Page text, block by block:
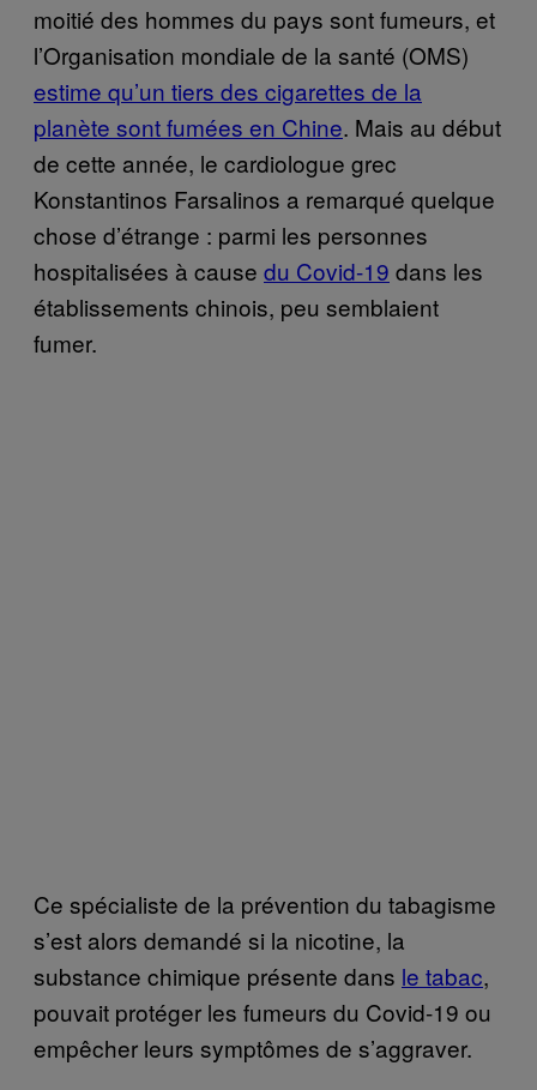
moitié des hommes du pays sont fumeurs, et
l’Organisation mondiale de la santé (OMS)
estime qu’un tiers des cigarettes de la
planète sont fumées en Chine. Mais au début
de cette année, le cardiologue grec
Konstantinos Farsalinos a remarqué quelque
chose d’étrange : parmi les personnes
hospitalisées à cause du Covid-19 dans les
établissements chinois, peu semblaient
fumer.
Ce spécialiste de la prévention du tabagisme
s’est alors demandé si la nicotine, la
substance chimique présente dans le tabac,
pouvait protéger les fumeurs du Covid-19 ou
empêcher leurs symptômes de s’aggraver.